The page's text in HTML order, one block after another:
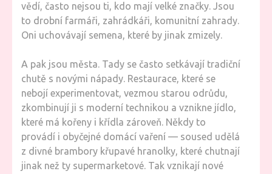
vědí, často nejsou ti, kdo mají velké značky. Jsou
to drobní farmáři, zahrádkáři, komunitní zahrady.
Oni uchovávají semena, které by jinak zmizely.
A pak jsou města. Tady se často setkávají tradiční
chutě s novými nápady. Restaurace, které se
nebojí experimentovat, vezmou starou odrůdu,
zkombinují ji s moderní technikou a vznikne jídlo,
které má kořeny i křídla zároveň. Někdy to
provádí i obyčejné domácí vaření — soused udělá
z divné brambory křupavé hranolky, které chutnají
jinak než ty supermarketové. Tak vznikají nové